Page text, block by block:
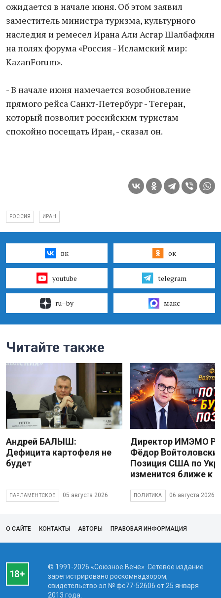
ожидается в начале июня. Об этом заявил
заместитель министра туризма, культурного
наследия и ремесел Ирана Али Асгар Шалбафиян
на полях форума «Россия - Исламский мир:
KazanForum».
- В начале июня намечается возобновление
прямого рейса Санкт-Петербург - Тегеран,
который позволит российским туристам
спокойно посещать Иран, - сказал он.
РОССИЯ ИРАН
вк ок
youtube telegram
ru–by макс
Читайте также
Андрей БАЛЫШ:
Дефицита картофеля не
будет
ПАРЛАМЕНТСКОЕ 05 августа 2026
Директор ИМЭМО
Фёдор
Позиция США по
изменится ближе к
ПОЛИТИКА 06 августа 2026
О САЙТЕ КОНТАКТЫ АВТОРЫ ПРАВОВАЯ ИНФОРМАЦИЯ
© 1991-2026 «Союзное Вече». Сетевое издание
зарегистрировано роскомнадзором,
свидетельство эл № фc77-52606 от 25 января
2013 года.